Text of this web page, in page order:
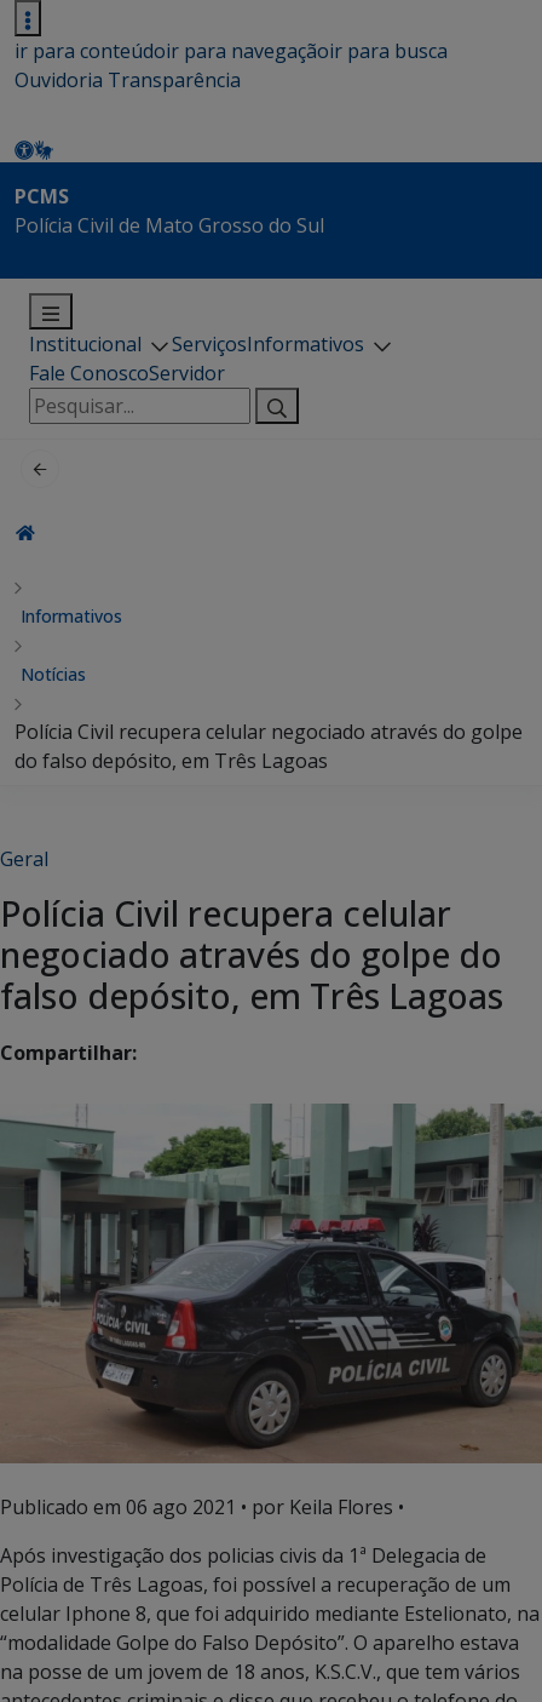
ir para conteúdoir para navegaçãoir para busca
Ouvidoria Transparência
PCMS
Polícia Civil de Mato Grosso do Sul
Institucional ServiçosInformativos
Fale ConoscoServidor
Pesquisar
por:
Informativos
Notícias
Polícia Civil recupera celular negociado através do golpe
do falso depósito, em Três Lagoas
Geral
Polícia Civil recupera celular
negociado através do golpe do
falso depósito, em Três Lagoas
Compartilhar:
Publicado em 06 ago 2021 • por Keila Flores •
Após investigação dos policias civis da 1ª Delegacia de
Polícia de Três Lagoas, foi possível a recuperação de um
celular Iphone 8, que foi adquirido mediante Estelionato, na
“modalidade Golpe do Falso Depósito”. O aparelho estava
na posse de um jovem de 18 anos, K.S.C.V., que tem vários